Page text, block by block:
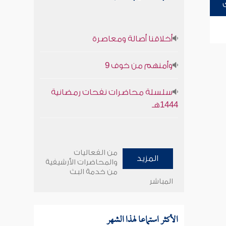
أخلاقنا أصالة ومعاصرة
وأمنهم من خوف 9
سلسلة محاضرات نفحات رمضانية
1444هـ
المزيد
من الفعاليات
والمحاضرات الأرشيفية
من خدمة البث
المباشر
الأكثر استماعا لهذا الشهر